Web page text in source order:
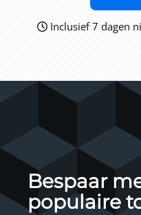
Inclusief 7 dagen
Bespaar
populaire